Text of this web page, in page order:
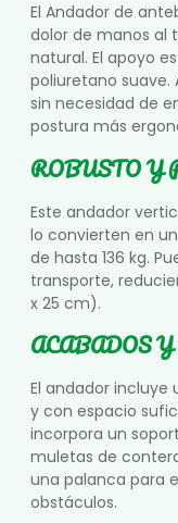
El Andador de
dolor de manos al
natural. El apoyo
poliuretano
sin necesidad de
postura más
ROBUSTO Y
Este andador
lo convierten en
de hasta 136 kg.
transporte,
x 25 cm).
ACABADOS
El andador
y con espacio
incorpora un
muletas de
una palanca para
obstáculos.